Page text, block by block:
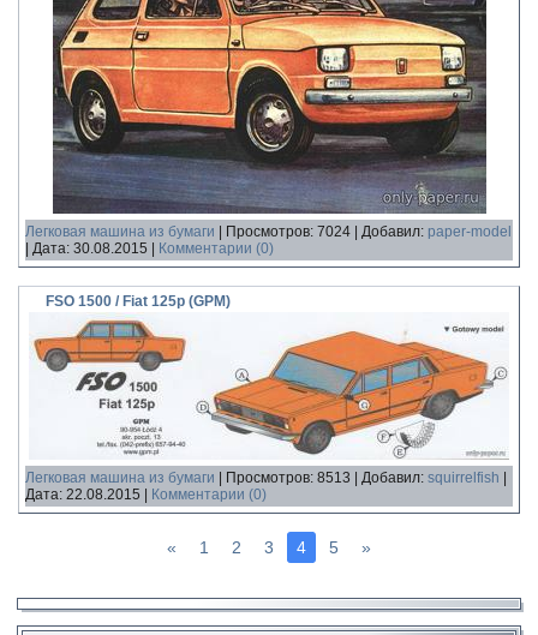
Легковая машина из бумаги Просмотров: 7024 Добавил: paper-model
Дата: 30.08.2015 Комментарии (0)
FSO 1500 / Fiat 125p (GPM)
Легковая машина из бумаги Просмотров: 8513 Добавил: squirrelfish
Дата: 22.08.2015 Комментарии (0)
« 1 2 3 4 5 »